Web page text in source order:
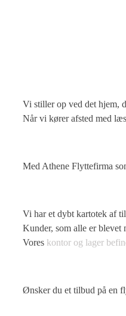
Vi stiller op ved det hjem,
Når vi kører afsted med
Med Athene Flyttefirma
Vi har et dybt kartotek af
Kunder, som alle er blevet
Vores kontor og lager
Ønsker du et tilbud på en